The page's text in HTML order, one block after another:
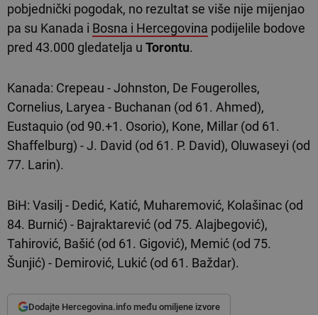
pobjednički pogodak, no rezultat se više nije mijenjao
pa su Kanada i Bosna i Hercegovina podijelile bodove
pred 43.000 gledatelja u Torontu.
Kanada: Crepeau - Johnston, De Fougerolles,
Cornelius, Laryea - Buchanan (od 61. Ahmed),
Eustaquio (od 90.+1. Osorio), Kone, Millar (od 61.
Shaffelburg) - J. David (od 61. P. David), Oluwaseyi (od
77. Larin).
BiH: Vasilj - Dedić, Katić, Muharemović, Kolašinac (od
84. Burnić) - Bajraktarević (od 75. Alajbegović),
Tahirović, Bašić (od 61. Gigović), Memić (od 75.
Šunjić) - Demirović, Lukić (od 61. Baždar).
Dodajte Hercegovina.info među omiljene izvore